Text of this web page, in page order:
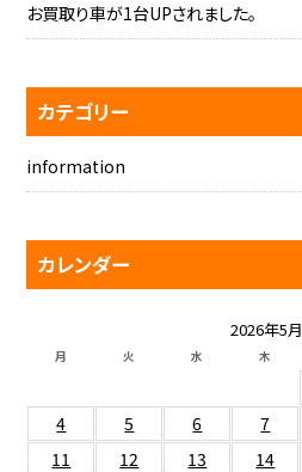
お買取り車が1台UPされました。
カテゴリー
information
カレンダー
2026年5月
月 火 水 木
4
5 6 7
11
12 13 14